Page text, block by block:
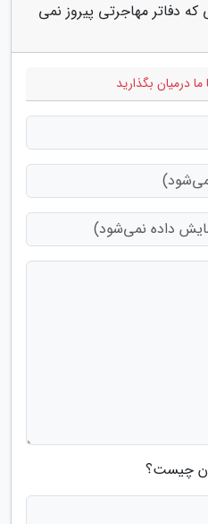
که دفاتر مهاجرتی پیروز نمی
درمیان بگذارید
چیست؟